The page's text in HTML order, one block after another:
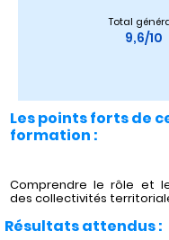
Total
9,6/10
Les points forts de
formation :
Comprendre le rôle et
des collectivités
Résultats attendus :